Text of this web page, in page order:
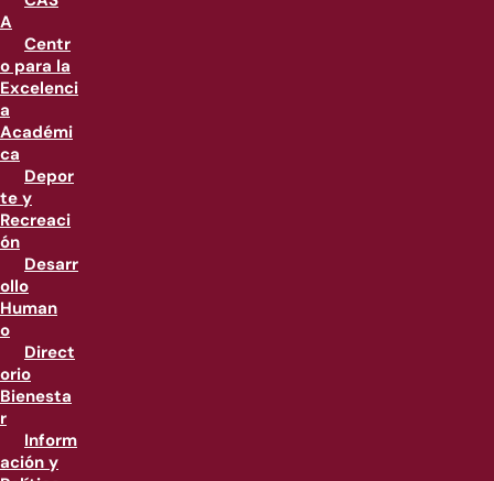
A
Centr
o para la
Excelenci
a
Académi
ca
Depor
te y
Recreaci
ón
Desarr
ollo
Human
o
Direct
orio
Bienesta
r
Inform
ación y